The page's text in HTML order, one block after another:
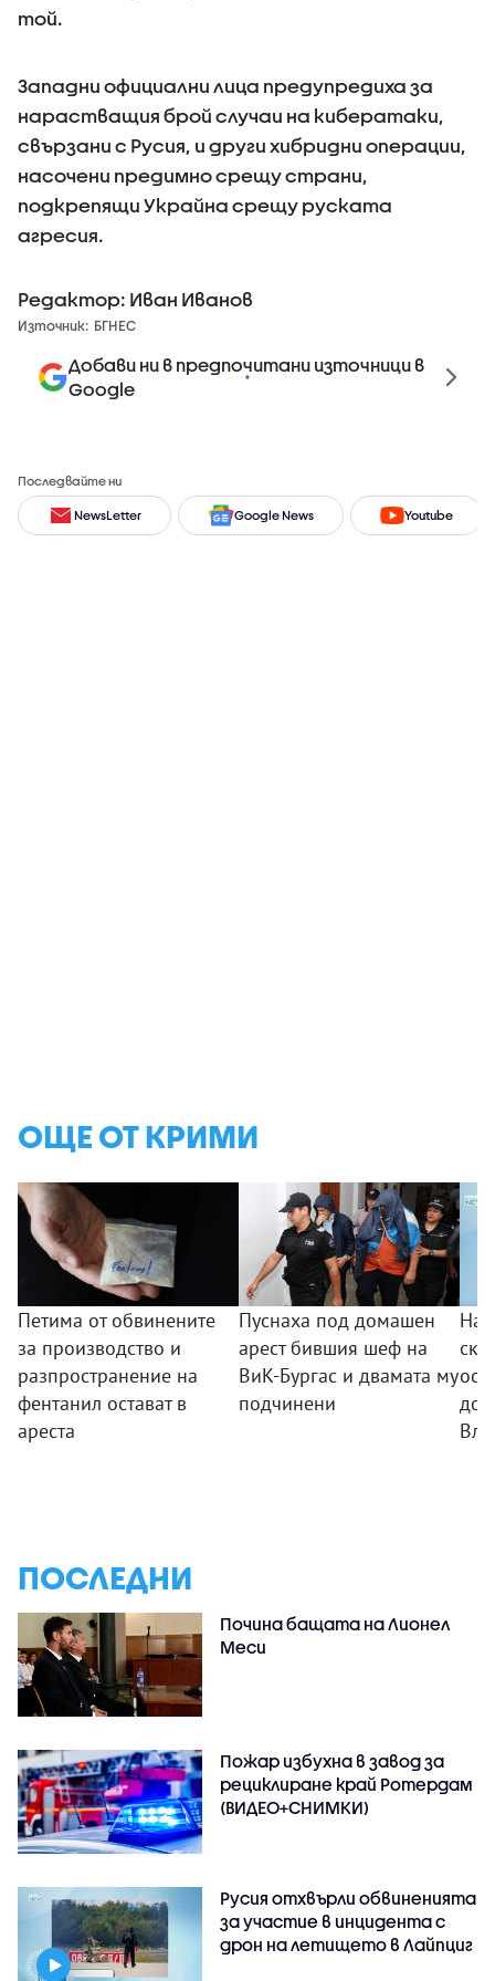
той.
Западни официални лица предупредиха за
нарастващия брой случаи на кибератаки,
свързани с Русия, и други хибридни операции,
насочени предимно срещу страни,
подкрепящи Украйна срещу руската
агресия.
Редактор: Иван Иванов
Източник: БГНЕС
Добави ни в предпочитани източници в
Google
Последвайте ни
NewsLetter Google News Youtube
ОЩЕ ОТ КРИМИ
Петима от обвинените
за производство и
разпространение на
фентанил остават в
ареста
Пуснаха под домашен
арест бившия шеф на
ВиК-Бургас и двамата му
подчинени
ПОСЛЕДНИ
Почина бащата на Лионел
Меси
Пожар избухна в завод за
рециклиране край Ротердам
(ВИДЕО+СНИМКИ)
Русия отхвърли обвиненията
за участие в инцидента с
дрон на летището в Лайпциг